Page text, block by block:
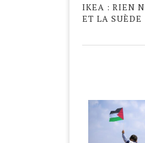
IKEA : RIEN
ET LA SUÈDE